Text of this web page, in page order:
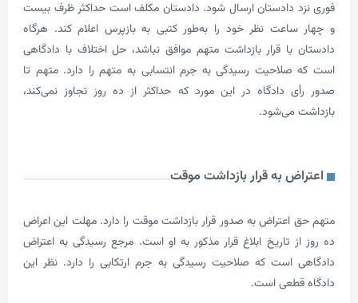
دادستان ارسال شود. دادستان مکلف است حداکثر ظرف بیست
نظر خود را به‌طور کتبی به بازپرس اعلام کند. هرگاه
با قرار بازداشت متهم موافق نباشد، حل اختلاف با دادگاهی
رسیدگی به جرم انتسابی به متهم را دارد. متهم تا
دادگاه در این مورد که حداکثر از ده ‌روز تجاوز نمی‌کند،
می‌شود.
به قرار بازداشت موقت
به صدور قرار بازداشت موقت را دارد. مهلت این اعراض
تاریخ ابلاغ قرار مذکور به او است. مرجع رسیدگی به اعتراض
است که صلاحیت رسیدگی به جرم ارتکابی را دارد. نظر این
است.